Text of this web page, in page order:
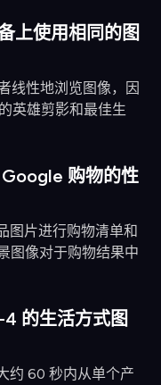
上使用相同的图
线性地浏览图像，因
英雄剪影和最佳生
购物的性
图片进行购物清单和
图像对于购物结果中
的生活方式图
约 60 秒内从单个产